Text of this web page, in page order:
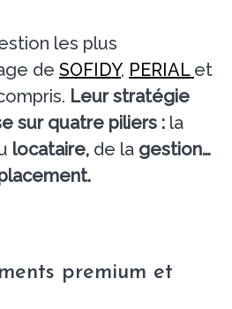
les plus
de SOFIDY, PERIAL et
Leur stratégie
sur quatre piliers : la
locataire, de la gestion…
premium et